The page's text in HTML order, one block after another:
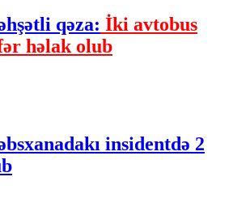
qəza: İki avtobus
həlak olub
insidentdə 2